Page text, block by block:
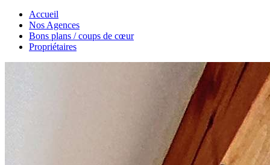
Accueil
Nos Agences
Bons plans / coups de cœur
Propriétaires